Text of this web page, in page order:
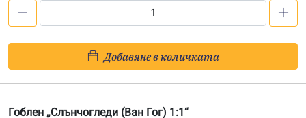
(Ван
Гог)
Добавяне в количката
Гоблен „Слънчогледи (Ван Гог) 1:1“